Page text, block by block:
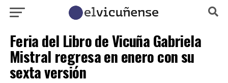
Feria del Libro de Vicuña Gabriela
Mistral regresa en enero con su
sexta versión